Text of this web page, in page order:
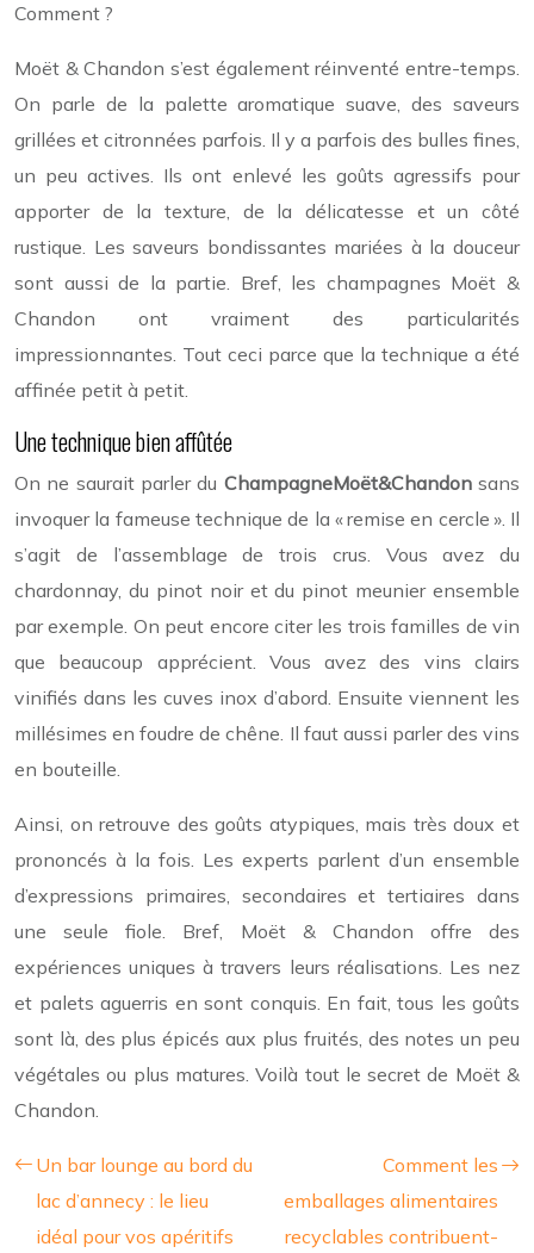
Comment ?
Moët & Chandon s’est également réinventé entre-temps.
On parle de la palette aromatique suave, des saveurs
grillées et citronnées parfois. Il y a parfois des bulles fines,
un peu actives. Ils ont enlevé les goûts agressifs pour
apporter de la texture, de la délicatesse et un côté
rustique. Les saveurs bondissantes mariées à la douceur
sont aussi de la partie. Bref, les champagnes Moët &
Chandon ont vraiment des particularités
impressionnantes. Tout ceci parce que la technique a été
affinée petit à petit.
Une technique bien affûtée
On ne saurait parler du ChampagneMoët&Chandonsans
invoquer la fameuse technique de la « remise en cercle ». Il
s’agit de l’assemblage de trois crus. Vous avez du
chardonnay, du pinot noir et du pinot meunier ensemble
par exemple. On peut encore citer les trois familles de vin
que beaucoup apprécient. Vous avez des vins clairs
vinifiés dans les cuves inox d’abord. Ensuite viennent les
millésimes en foudre de chêne. Il faut aussi parler des vins
en bouteille.
Ainsi, on retrouve des goûts atypiques, mais très doux et
prononcés à la fois. Les experts parlent d’un ensemble
d’expressions primaires, secondaires et tertiaires dans
une seule fiole. Bref, Moët & Chandon offre des
expériences uniques à travers leurs réalisations. Les nez
et palets aguerris en sont conquis. En fait, tous les goûts
sont là, des plus épicés aux plus fruités, des notes un peu
végétales ou plus matures. Voilà tout le secret de Moët &
Chandon.
Un bar lounge au bord du
lac d’annecy : le lieu
idéal pour vos apéritifs
Comment les
emballages alimentaires
recyclables contribuent-